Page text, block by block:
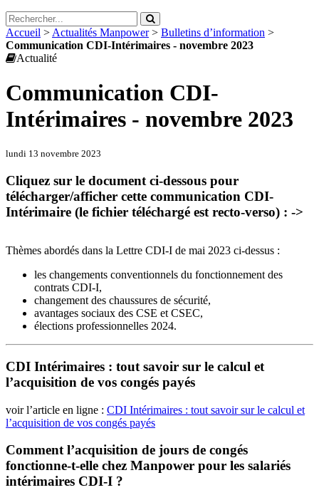
Accueil > Actualités Manpower> Bulletins d’information >
Communication CDI-Intérimaires - novembre 2023
Actualité
Communication CDI-
Intérimaires - novembre 2023
lundi 13 novembre 2023
Cliquez sur le document ci-dessous pour
télécharger/afficher cette communication CDI-
Intérimaire (le fichier téléchargé est recto-verso) : ->
Thèmes abordés dans la Lettre CDI-I de mai 2023 ci-dessus :
les changements conventionnels du fonctionnement des
contrats CDI-I,
changement des chaussures de sécurité,
avantages sociaux des CSE et CSEC,
élections professionnelles 2024.
CDI Intérimaires : tout savoir sur le calcul et
l’acquisition de vos congés payés
voir l’article en ligne : CDI Intérimaires : tout savoir sur le calcul et
l’acquisition de vos congés payés
Comment l’acquisition de jours de congés
fonctionne-t-elle chez Manpower pour les salariés
intérimaires CDI-I ?